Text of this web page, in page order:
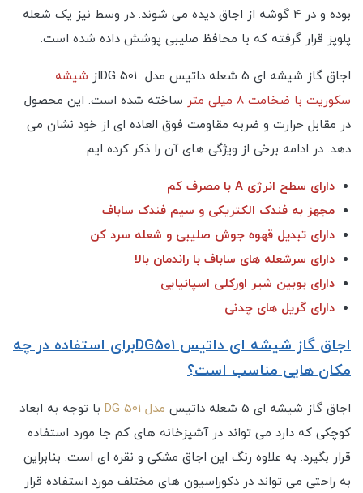
بوده و در 4 گوشه از اجاق دیده می شوند. در وسط نیز یک شعله
پلوپز قرار گرفته که با محافظ صلیبی پوشش داده شده است.
اجاق گاز شیشه ای 5 شعله داتیس مدل DG 501از
شیشه
سکوریت با ضخامت 8 میلی متر
ساخته شده است. این محصول
در مقابل حرارت و ضربه مقاومت فوق العاده ای از خود نشان می
دهد. در ادامه برخی از ویژگی های آن را ذکر کرده ایم.
دارای سطح انرژی A با مصرف کم
مجهز به فندک الکتریکی و سیم فندک ساباف
دارای تبدیل قهوه جوش صلیبی و شعله سرد کن
دارای سرشعله های ساباف با راندمان بالا
دارای بوبین شیر اورکلی اسپانیایی
دارای گریل های چدنی
اجاق گاز شیشه ای داتیس DG501برای استفاده در چه
مکان هایی مناسب است؟
اجاق گاز شیشه ای 5 شعله داتیس مدل DG 501
با توجه به ابعاد
کوچکی که دارد می تواند در آشپزخانه های کم جا مورد استفاده
قرار بگیرد. به علاوه رنگ این اجاق مشکی و نقره ای است. بنابراین
به راحتی می تواند در دکوراسیون های مختلف مورد استفاده قرار